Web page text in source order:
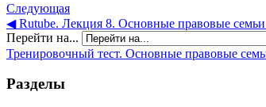
Следующая
◀︎ Rutube. Лекция 8. Основные правовые
Перейти на...
Тренировочный тест. Основные правовые
Разделы